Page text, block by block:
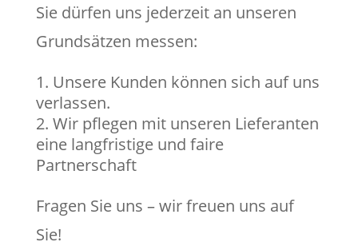
Sie dürfen uns jederzeit an unseren
Grundsätzen messen:
Unsere Kunden können sich auf uns
verlassen.
Wir pflegen mit unseren Lieferanten
eine langfristige und faire
Partnerschaft
Fragen Sie uns – wir freuen uns auf
Sie!